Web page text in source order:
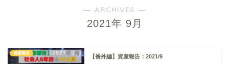
― ARCHIVES ―
2021年 9月
資産報告
【番外編】資産報告：2021/9